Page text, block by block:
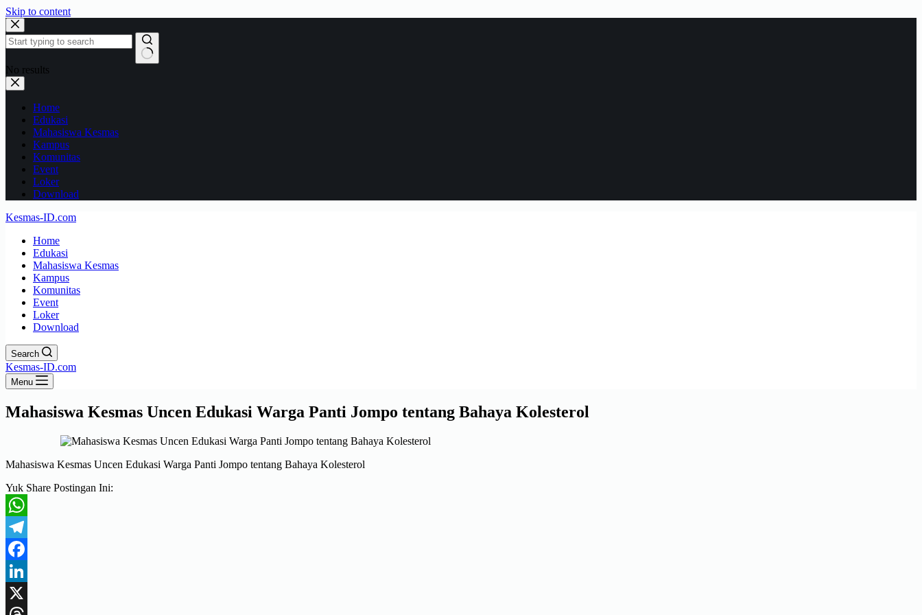
Skip to content
No results
Home
Edukasi
Mahasiswa Kesmas
Kampus
Komunitas
Event
Loker
Download
Kesmas-ID.com
Home
Edukasi
Mahasiswa Kesmas
Kampus
Komunitas
Event
Loker
Download
Search
Kesmas-ID.com
Menu
Mahasiswa Kesmas Uncen Edukasi Warga Panti Jompo tentang Bahaya Kolesterol
Mahasiswa Kesmas Uncen Edukasi Warga Panti Jompo tentang Bahaya Kolesterol
Yuk Share Postingan Ini:
WhatsApp
Telegram
Facebook
LinkedIn